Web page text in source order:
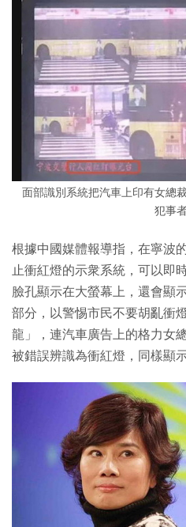
面部識別系統把汽車上印有女總
犯事者
根據中國媒體報導指，在寧波
止衝紅燈的示衆系統，可以即
臉孔顯示在大螢幕上，還會顯
部分，以警惕市民不要胡亂衝
龍」，連汽車廣告上的格力女
被錯誤辨識為衝紅燈，同樣顯